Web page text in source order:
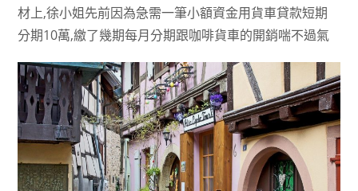
材上,徐小姐先前因為急需一筆小額資金用貨車貸款短期
分期10萬,繳了幾期每月分期跟咖啡貨車的開銷喘不過氣